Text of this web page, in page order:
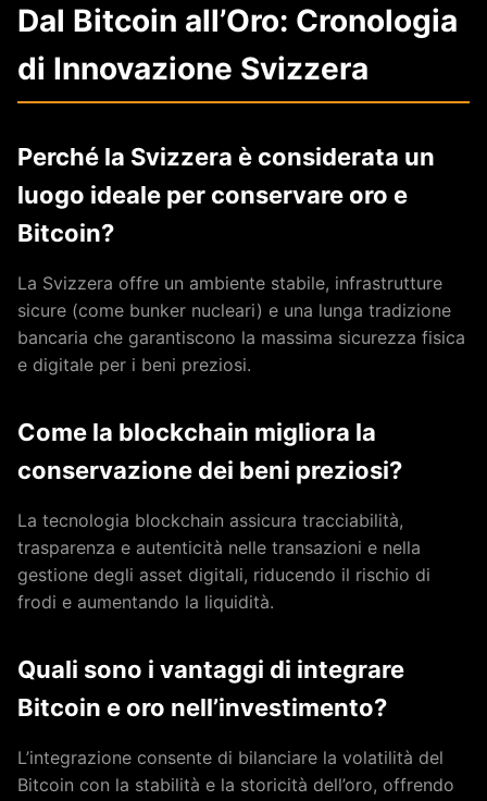
Dal Bitcoin all’Oro: Cronologia
di Innovazione Svizzera
Perché la Svizzera è considerata un
luogo ideale per conservare oro e
Bitcoin?
La Svizzera offre un ambiente stabile, infrastrutture
sicure (come bunker nucleari) e una lunga tradizione
bancaria che garantiscono la massima sicurezza fisica
e digitale per i beni preziosi.
Come la blockchain migliora la
conservazione dei beni preziosi?
La tecnologia blockchain assicura tracciabilità,
trasparenza e autenticità nelle transazioni e nella
gestione degli asset digitali, riducendo il rischio di
frodi e aumentando la liquidità.
Quali sono i vantaggi di integrare
Bitcoin e oro nell’investimento?
L’integrazione consente di bilanciare la volatilità del
Bitcoin con la stabilità e la storicità dell’oro, offrendo